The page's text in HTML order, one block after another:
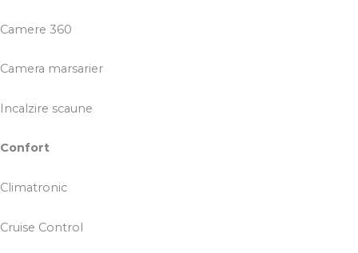
Camere 360
Camera marsarier
Incalzire scaune
Confort
Climatronic
Cruise Control